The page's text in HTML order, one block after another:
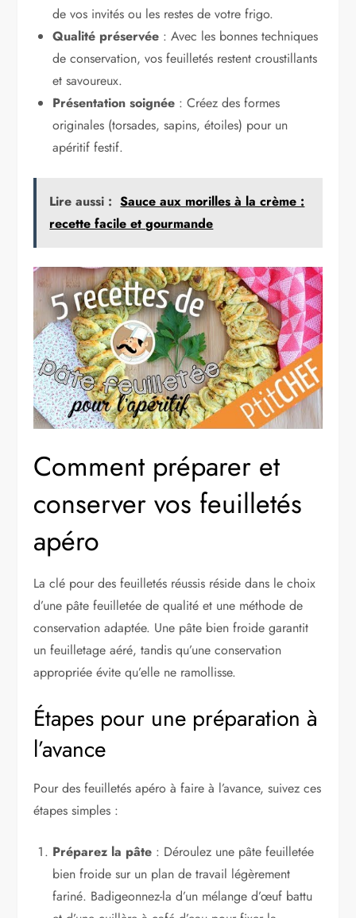
de vos invités ou les restes de votre frigo.
Qualité préservée : Avec les bonnes techniques
de conservation, vos feuilletés restent croustillants
et savoureux.
Présentation soignée : Créez des formes
originales (torsades, sapins, étoiles) pour un
apéritif festif.
Lire aussi : Sauce aux morilles à la crème :
recette facile et gourmande
Comment préparer et
conserver vos feuilletés
apéro
La clé pour des feuilletés réussis réside dans le choix
d’une pâte feuilletée de qualité et une méthode de
conservation adaptée. Une pâte bien froide garantit
un feuilletage aéré, tandis qu’une conservation
appropriée évite qu’elle ne ramollisse.
Étapes pour une préparation à
l’avance
Pour des feuilletés apéro à faire à l’avance, suivez ces
étapes simples :
Préparez la pâte : Déroulez une pâte feuilletée
bien froide sur un plan de travail légèrement
fariné. Badigeonnez-la d’un mélange d’œuf battu